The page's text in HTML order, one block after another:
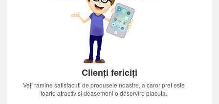
Clienți fericiți
Veți ramine satisfacuti de produsele noastre, a caror pret este
foarte atractiv si deasemeni o deservire placuta.